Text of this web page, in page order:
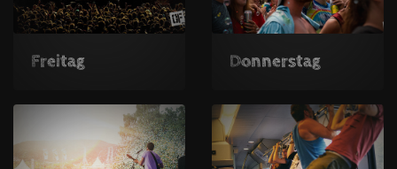
Freitag Donnerstag